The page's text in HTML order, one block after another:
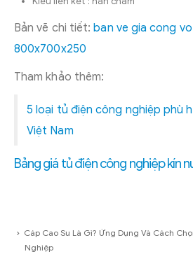
Bản vẽ chi tiết:ban ve gia cong
800x700x250
Tham khảo thêm:
5 loại tủ điện công nghiệp phù
Việt Nam
Bảng giá tủ điện công nghiệp kín
Cáp Cao Su Là Gì? Ứng Dụng Và Cách
Nghiệp